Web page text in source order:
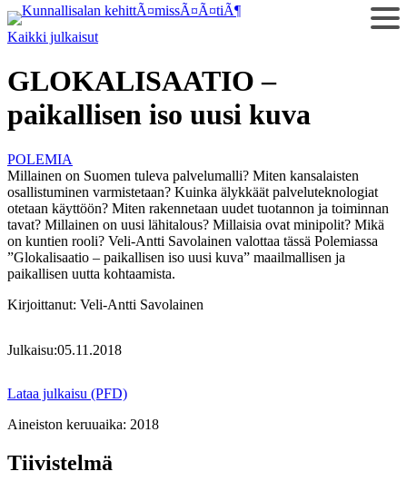
Siirry
sisältöön
Kaikki julkaisut
GLOKALISAATIO –
paikallisen iso uusi kuva
POLEMIA
Millainen on Suomen tuleva palvelumalli? Miten kansalaisten
osallistuminen varmistetaan? Kuinka älykkäät palveluteknologiat
otetaan käyttöön? Miten rakennetaan uudet tuotannon ja toiminnan
tavat? Millainen on uusi lähitalous? Millaisia ovat minipolit? Mikä
on kuntien rooli? Veli-Antti Savolainen valottaa tässä Polemiassa
”Glokalisaatio – paikallisen iso uusi kuva” maailmallisen ja
paikallisen uutta kohtaamista.
Kirjoittanut: Veli-Antti Savolainen
Julkaisu:05.11.2018
Lataa julkaisu (PFD)
Aineiston keruuaika: 2018
Tiivistelmä